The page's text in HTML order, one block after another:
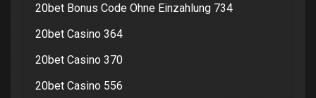
20bet Bonus Code Ohne Einzahlung 734
20bet Casino 364
20bet Casino 370
20bet Casino 556